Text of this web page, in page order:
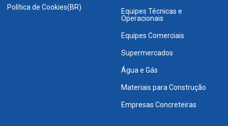
Política de Cookies(BR)
Equipes Técnicas e
Operacionais
Equipes Comerciais
Supermercados
Água e Gás
Materiais para Construção
Empresas Concreteiras